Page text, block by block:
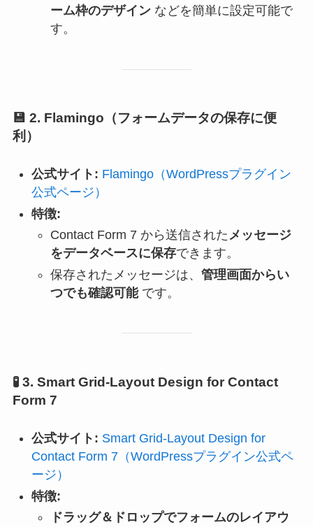
ーム枠のデザインなどを簡単に設定可能で
す。
💾 2. Flamingo （フォームデータの保存に便
利）
公式サイト: Flamingo（WordPressプラグイン
公式ページ）
特徴:
Contact Form 7 から送信されたメッセージ
をデータベースに保存できます。
保存されたメッセージは、 管理画面からい
つでも確認可能です。
🧪 3. Smart Grid-Layout Design for Contact
Form 7
公式サイト: Smart Grid-Layout Design for
Contact Form 7（WordPressプラグイン公式ペ
ージ）
特徴:
ドラッグ＆ドロップでフォームのレイアウ